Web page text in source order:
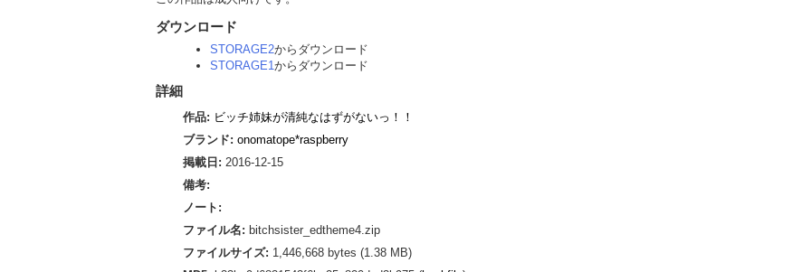
ダウンロード
STORAGE2からダウンロード
STORAGE1からダウンロード
詳細
作品: ビッチ姉妹が清純なはずがないっ！！
ブランド: onomatope*raspberry
掲載日: 2016-12-15
備考:
ノート:
ファイル名: bitchsister_edtheme4.zip
ファイルサイズ: 1,446,668 bytes (1.38 MB)